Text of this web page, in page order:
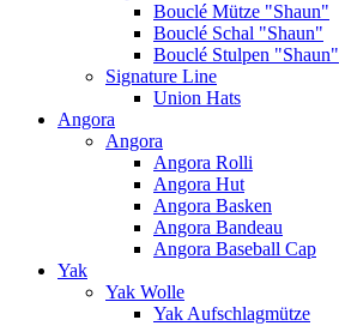
Bouclé Mütze "Shaun"
Bouclé Schal "Shaun"
Bouclé Stulpen "Shaun"
Signature Line
Union Hats
Angora
Angora
Angora Rolli
Angora Hut
Angora Basken
Angora Bandeau
Angora Baseball Cap
Yak
Yak Wolle
Yak Aufschlagmütze